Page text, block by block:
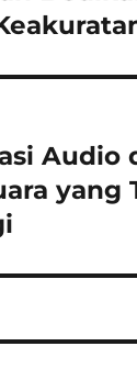
Audio
yang